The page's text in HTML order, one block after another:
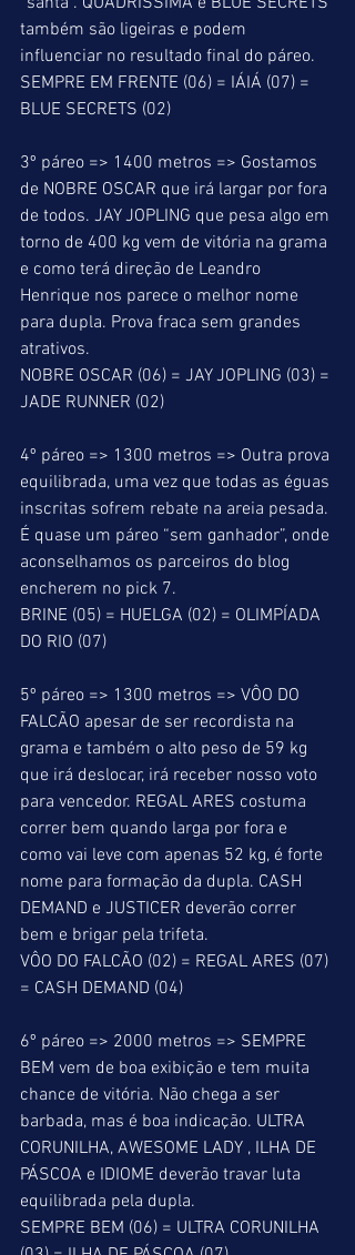
também são ligeiras e podem
influenciar no resultado final do páreo.
SEMPRE EM FRENTE (06) = IÁIÁ (07) =
BLUE SECRETS (02)
3º páreo => 1400 metros => Gostamos
de NOBRE OSCAR que irá largar por fora
de todos. JAY JOPLING que pesa algo em
torno de 400 kg vem de vitória na grama
e como terá direção de Leandro
Henrique nos parece o melhor nome
para dupla. Prova fraca sem grandes
atrativos.
NOBRE OSCAR (06) = JAY JOPLING (03) =
JADE RUNNER (02)
4º páreo => 1300 metros => Outra prova
equilibrada, uma vez que todas as éguas
inscritas sofrem rebate na areia pesada.
É quase um páreo “sem ganhador”, onde
aconselhamos os parceiros do blog
encherem no pick 7.
BRINE (05) = HUELGA (02) = OLIMPÍADA
DO RIO (07)
5º páreo => 1300 metros => VÔO DO
FALCÃO apesar de ser recordista na
grama e também o alto peso de 59 kg
que irá deslocar, irá receber nosso voto
para vencedor. REGAL ARES costuma
correr bem quando larga por fora e
como vai leve com apenas 52 kg, é forte
nome para formação da dupla. CASH
DEMAND e JUSTICER deverão correr
bem e brigar pela trifeta.
VÔO DO FALCÃO (02) = REGAL ARES (07)
= CASH DEMAND (04)
6º páreo => 2000 metros => SEMPRE
BEM vem de boa exibição e tem muita
chance de vitória. Não chega a ser
barbada, mas é boa indicação. ULTRA
CORUNILHA, AWESOME LADY , ILHA DE
PÁSCOA e IDIOME deverão travar luta
equilibrada pela dupla.
SEMPRE BEM (06) = ULTRA CORUNILHA